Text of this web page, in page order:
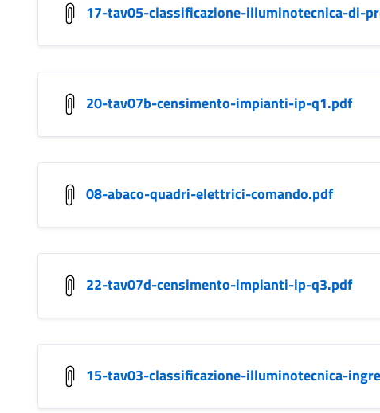
17-tav05-classificazione-illuminotecnica-di-
20-tav07b-censimento-impianti-ip-q1.pdf
08-abaco-quadri-elettrici-comando.pdf
22-tav07d-censimento-impianti-ip-q3.pdf
15-tav03-classificazione-illuminotecnica-